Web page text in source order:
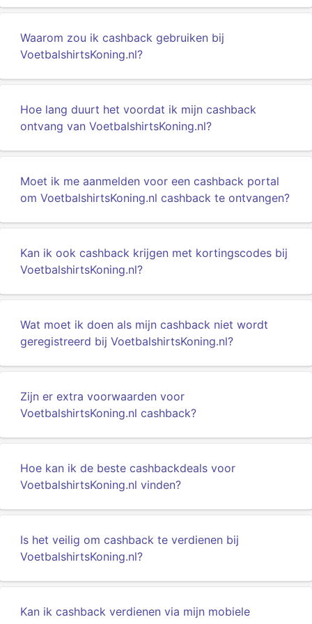
Waarom zou ik cashback gebruiken bij
VoetbalshirtsKoning.nl?
Hoe lang duurt het voordat ik mijn cashback
ontvang van VoetbalshirtsKoning.nl?
Moet ik me aanmelden voor een cashback portal
om VoetbalshirtsKoning.nl cashback te ontvangen?
Kan ik ook cashback krijgen met kortingscodes bij
VoetbalshirtsKoning.nl?
Wat moet ik doen als mijn cashback niet wordt
geregistreerd bij VoetbalshirtsKoning.nl?
Zijn er extra voorwaarden voor
VoetbalshirtsKoning.nl cashback?
Hoe kan ik de beste cashbackdeals voor
VoetbalshirtsKoning.nl vinden?
Is het veilig om cashback te verdienen bij
VoetbalshirtsKoning.nl?
Kan ik cashback verdienen via mijn mobiele